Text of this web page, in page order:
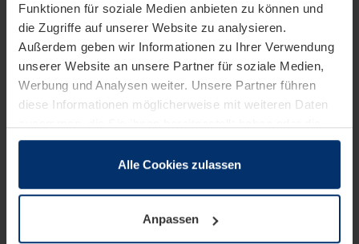
Funktionen für soziale Medien anbieten zu können und
die Zugriffe auf unserer Website zu analysieren.
Außerdem geben wir Informationen zu Ihrer Verwendung
unserer Website an unsere Partner für soziale Medien,
Werbung und Analysen weiter. Unsere Partner führen
diese Informationen möglicherweise mit weiteren Daten
sie im Rahmen Ihrer Nutzung der Dienste gesammelt
wenn diese für den Betrieb dieser Seite unbedingt
notwendig sind. Für alle anderen Cookie-Typen benötigen
wir Ihre Erlaubnis. Ihre Einwilligung können Sie jederzeit
Alle Cookies zulassen
Anpassen